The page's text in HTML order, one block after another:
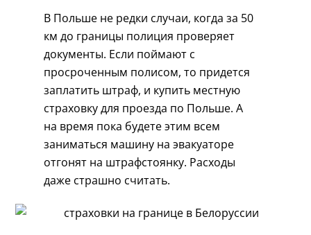
В Польше не редки случаи, когда за 50
км до границы полиция проверяет
документы. Если поймают с
просроченным полисом, то придется
заплатить штраф, и купить местную
страховку для проезда по Польше. А
на время пока будете этим всем
заниматься машину на эвакуаторе
отгонят на штрафстоянку. Расходы
даже страшно считать.